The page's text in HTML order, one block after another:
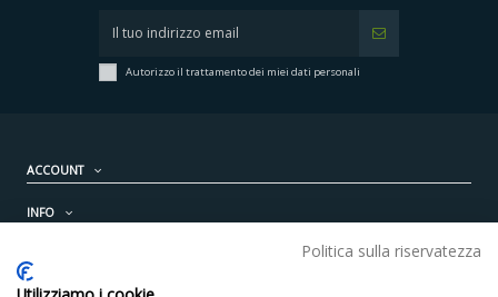
Autorizzo il trattamento dei miei dati personali
ACCOUNT
INFO
Politica sulla riservatezza